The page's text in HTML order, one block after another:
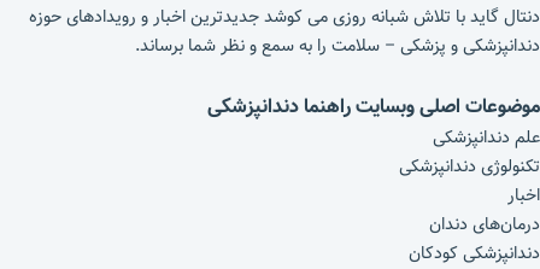
دنتال گاید با تلاش شبانه روزی می کوشد جدیدترین اخبار و رویدادهای حوزه
دندانپزشکی و پزشکی – سلامت را به سمع و نظر شما برساند.
موضوعات اصلی وبسایت راهنما دندانپزشکی
علم دندانپزشکی
تکنولوژی دندانپزشکی
اخبار
درمان‌های دندان
دندانپزشکی کودکان